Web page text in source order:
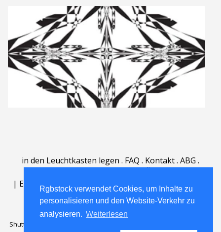
Rgbstock verwendet Cookies, um Inhalte zu
personalisieren und den Website-Verkehr zu
analysieren. Weiterlesen
in den Leuchtkasten legen . FAQ . Kontakt. ABG .
| English | Deutsch Español | Polski | Português
Nederlands|
Shutterstock official partner of Rgbstock